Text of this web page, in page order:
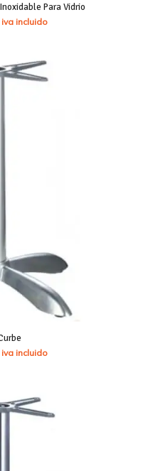
Para Vidrio
iva incluido
iva incluido